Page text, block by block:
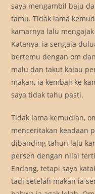
saya mengambil baju
tamu. Tidak lama
kamarnya lalu
Katanya, ia sengaja
bertemu dengan om
malu dan takut kalau
makan, ia kembali ke
saya tidak tahu pasti.
Tidak lama kemudian,
menceritakan keadaan
dibanding tahun lalu
persen dengan nilai
Endang, tetapi saya
tadi setelah makan ia